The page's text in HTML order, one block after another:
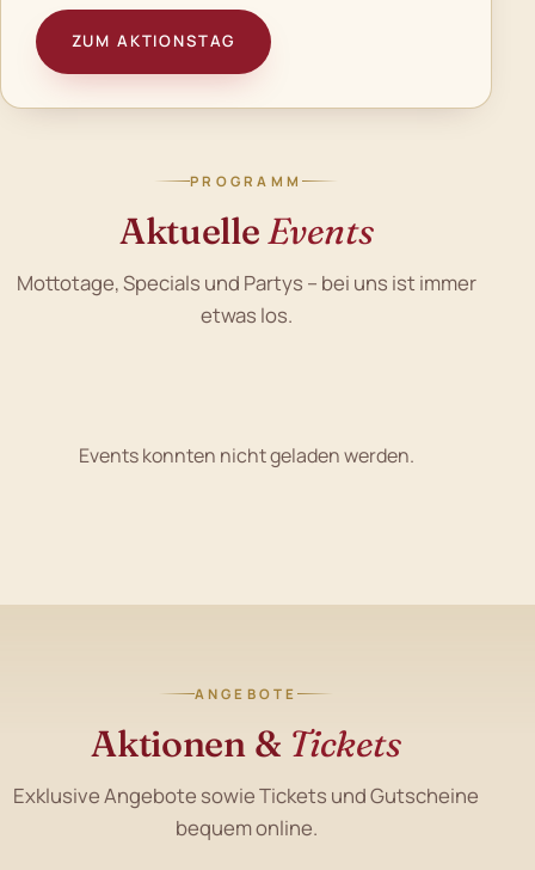
ZUM AKTIONSTAG
PROGRAMM
AktuelleEvents
Mottotage, Specials und Partys – bei uns ist immer
etwas los.
Events konnten nicht geladen werden.
ANGEBOTE
Aktionen & Tickets
Exklusive Angebote sowie Tickets und Gutscheine
bequem online.